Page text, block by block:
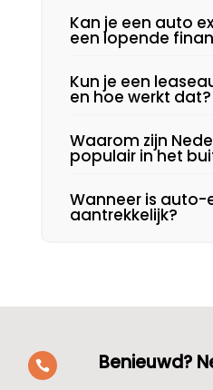
Kan je een auto
een lopende
Kun je een
en hoe werkt dat?
Waarom zijn
populair in het
Wanneer is
aantrekkelijk?
 Benieuwd?